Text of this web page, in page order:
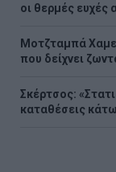
οι θερμές ευχές
Μοτζταμπά
που δείχνει
Σκέρτσος:
καταθέσεις